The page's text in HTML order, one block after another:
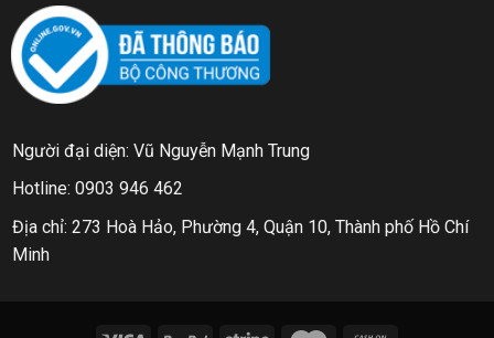
Người đại diện: Vũ Nguyễn Mạnh Trung
Hotline: 0903 946 462
Địa chỉ: 273 Hoà Hảo, Phường 4, Quận 10, Thành phố Hồ Chí
Minh